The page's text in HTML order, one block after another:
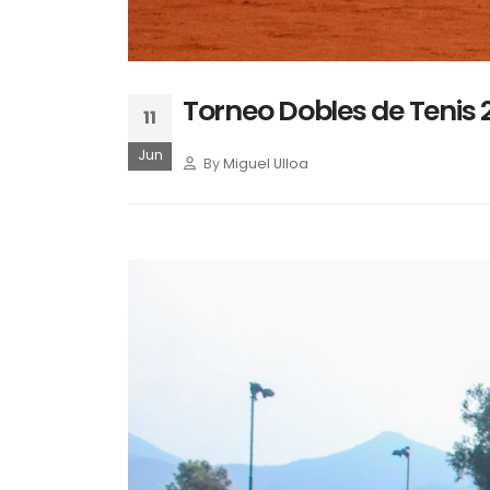
11
Jun
Torneo Dobles de Tenis
ByMiguel Ulloa